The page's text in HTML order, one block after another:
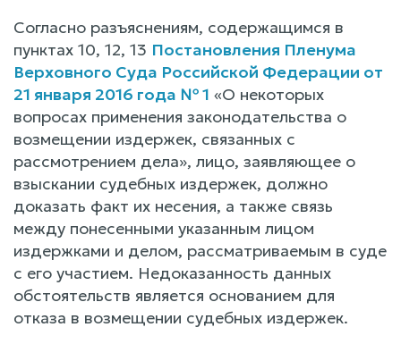
Согласно разъяснениям, содержащимся в
пунктах 10, 12, 13 Постановления Пленума
Верховного Суда Российской Федерации от
21 января 2016 года № 1 «О некоторых
вопросах применения законодательства о
возмещении издержек, связанных с
рассмотрением дела», лицо, заявляющее о
взыскании судебных издержек, должно
доказать факт их несения, а также связь
между понесенными указанным лицом
издержками и делом, рассматриваемым в суде
с его участием. Недоказанность данных
обстоятельств является основанием для
отказа в возмещении судебных издержек.